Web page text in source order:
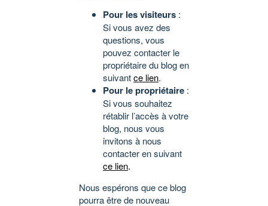
Pour les visiteurs :
Si vous avez des
questions, vous
pouvez contacter le
propriétaire du blog en
suivantce lien.
Pour le propriétaire :
Si vous souhaitez
rétablir l’accès à votre
blog, nous vous
invitons à nous
contacter en suivant
ce lien.
Nous espérons que ce blog
pourra être de nouveau